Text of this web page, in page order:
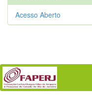
Acesso Aberto